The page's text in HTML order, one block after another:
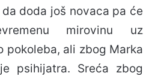
doda još novaca pa će
mirovinu uz
pokoleba, ali zbog Marka
psihijatra. Sreća zbog